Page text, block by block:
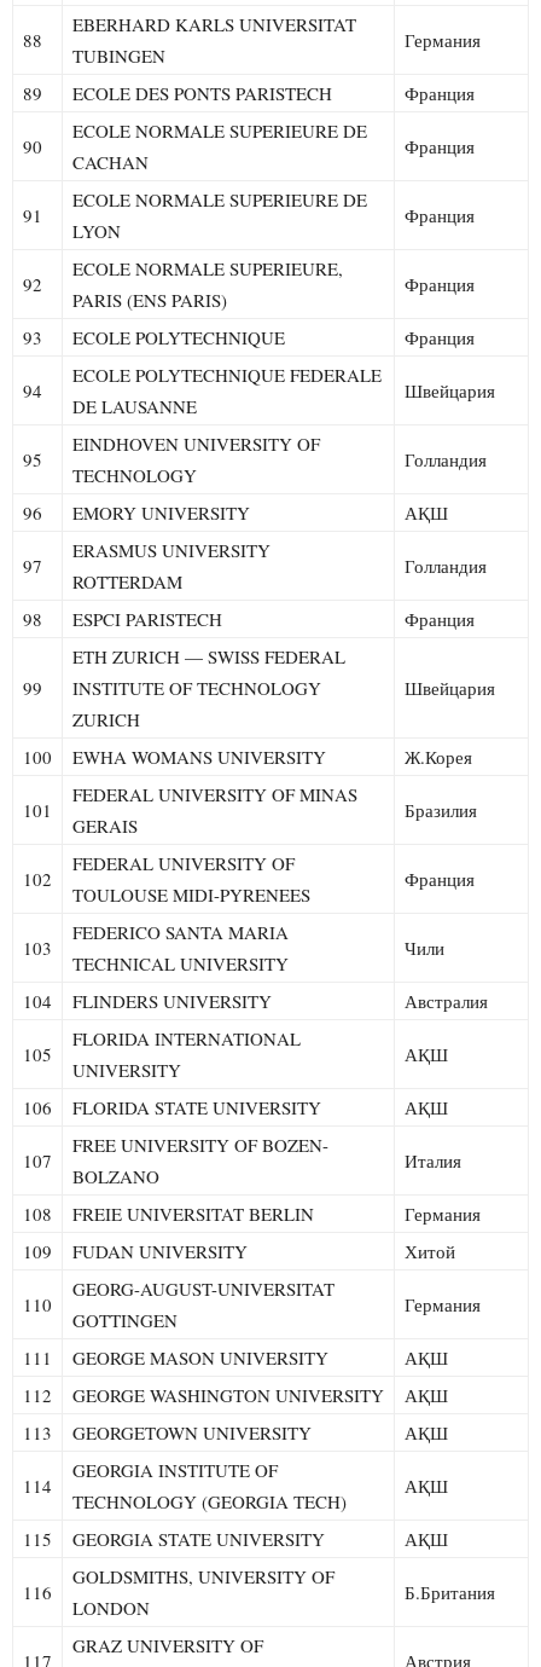
88
EBERHARD KARLS UNIVERSITAT
TUBINGEN
Германия
89 ECOLE DES PONTS PARISTECH Франция
90
ECOLE NORMALE SUPERIEURE DE
CACHAN
Франция
91
ECOLE NORMALE SUPERIEURE DE
LYON
Франция
92
ECOLE NORMALE SUPERIEURE,
PARIS (ENS PARIS)
Франция
93 ECOLE POLYTECHNIQUE Франция
94
ECOLE POLYTECHNIQUE FEDERALE
DE LAUSANNE
Швейцария
95
EINDHOVEN UNIVERSITY OF
TECHNOLOGY
Голландия
96 EMORY UNIVERSITY АҚШ
97
ERASMUS UNIVERSITY
ROTTERDAM
Голландия
98 ESPCI PARISTECH Франция
99
ETH ZURICH — SWISS FEDERAL
INSTITUTE OF TECHNOLOGY
ZURICH
Швейцария
100 EWHA WOMANS UNIVERSITY Ж.Корея
101
FEDERAL UNIVERSITY OF MINAS
GERAIS
Бразилия
102
FEDERAL UNIVERSITY OF
TOULOUSE MIDI-PYRENEES
Франция
103
FEDERICO SANTA MARIA
TECHNICAL UNIVERSITY
Чили
104 FLINDERS UNIVERSITY Австралия
105
FLORIDA INTERNATIONAL
UNIVERSITY
АҚШ
106 FLORIDA STATE UNIVERSITY АҚШ
107
FREE UNIVERSITY OF BOZEN-
BOLZANO
Италия
108 FREIE UNIVERSITAT BERLIN
Германия
109
FUDAN UNIVERSITY Хитой
110
GEORG-AUGUST-UNIVERSITAT
GOTTINGEN
Германия
111 GEORGE MASON UNIVERSITY
АҚШ
112
GEORGE WASHINGTON UNIVERSITY
АҚШ
113
GEORGETOWN UNIVERSITY АҚШ
114
GEORGIA INSTITUTE OF
TECHNOLOGY (GEORGIA TECH)
АҚШ
115 GEORGIA STATE UNIVERSITY АҚШ
116
GOLDSMITHS, UNIVERSITY OF
LONDON
Б.Британия
117
GRAZ UNIVERSITY OF
Австрия